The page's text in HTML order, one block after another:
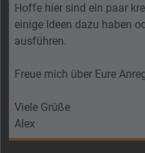
Hoffe hier sind ein paar
einige Ideen dazu haben
ausführen.
Freue mich über Eure
Viele Grüße
Alex